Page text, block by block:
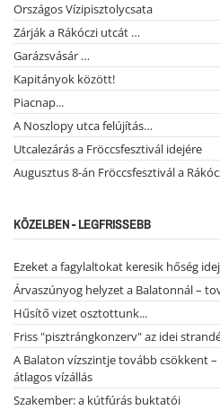
Országos Vízipisztolycsata
Zárják a Rákóczi utcát …
Garázsvásár …
Kapitányok között!
Piacnap...
A Noszlopy utca felújítás…
Utcalezárás a Fröccsfesztivál idejére
Augusztus 8-án Fröccsfesztivál a
KÖZELBEN - LEGFRISSEBB
Ezeket a fagylaltokat keresik hőség
Árvaszúnyog helyzet a Balatonnál –
Hűsítő vizet osztottunk...
Friss "pisztrángkonzerv" az idei
A Balaton vízszintje tovább csökkent
átlagos vízállás
Szakember: a kútfúrás buktatói